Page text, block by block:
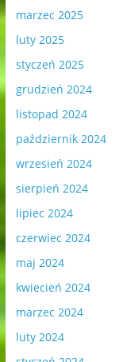
marzec 2025
luty 2025
styczeń 2025
grudzień 2024
listopad 2024
październik 2024
wrzesień 2024
sierpień 2024
lipiec 2024
czerwiec 2024
maj 2024
kwiecień 2024
marzec 2024
luty 2024